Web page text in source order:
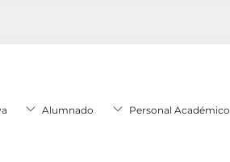
Alumnado Personal Académico